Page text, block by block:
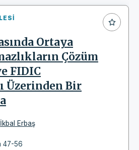
Ortaya
Çözüm
FIDIC
Üzerinden Bir
İkbal Erbaş
47-56